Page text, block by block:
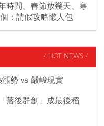
時間、春節放幾天、寒
：請假攻略懶人包
/ HOT NEWS /
勢 vs 嚴峻現實
落後群創」成最後稻